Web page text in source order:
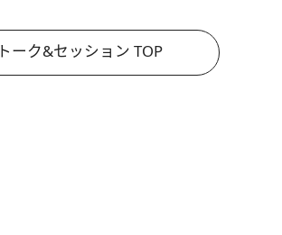
トーク&セッション TOP